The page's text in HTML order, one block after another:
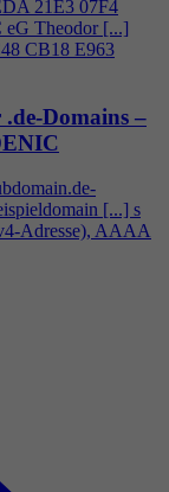
21E3 07F4
Theodor [...]
CB18 E963
Domains –
[...] s
4-Adresse), AAAA